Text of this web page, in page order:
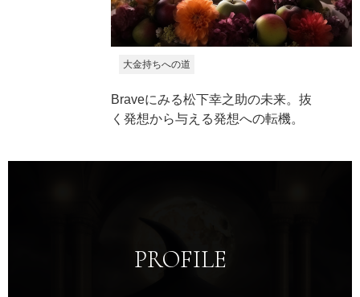
大金持ちへの道
Braveにみる松下幸之助の未来。抜
く発想から与える発想への転機。
PROFILE